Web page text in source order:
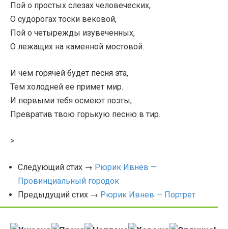
Пой о простых слезах человеческих,
О судорогах тоски вековой,
Пой о четырежды изувеченных,
О лежащих на каменной мостовой.
И чем горячей будет песня эта,
Тем холодней ее примет мир.
И первыми тебя осмеют поэты,
Превратив твою горькую песню в тир.
>
Следующий стих → Рюрик Ивнев —
Провинциальный городок
Предыдущий стих → Рюрик Ивнев — Портрет